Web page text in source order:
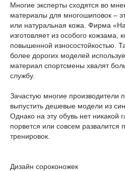
Многие эксперты сходятся во
материалы для многошиповок –
или натуральная кожа. Фирма
изготовляет из особого кожзама,
повышенной износостойкостью.
более дорогих моделей
материал спортсмены хвалят
службу.
Зачастую многие производители
выпустить дешевые модели из
Однако на эту обувь нет никакой
порвется или совсем развалится
тренировок.
Дизайн сороконожек